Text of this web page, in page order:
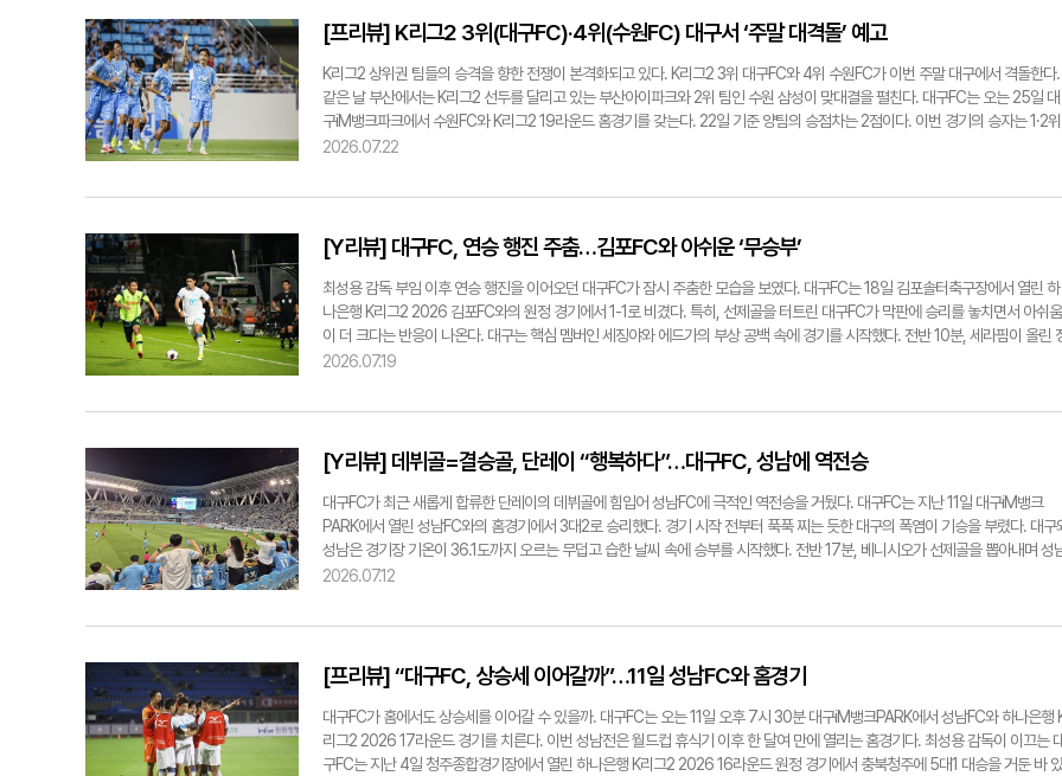
만큼, 화성도 시즌을 치르며 조직력과 경기력을 끌어올렸기 때문이다. 화성은 꾸준히 공격력을 앞세워 경쟁력을 보여주고 있으며,
제갈재민과 페트로프를 중심으로 한 공격진의 개인 능력이 뛰어나다. 여기다 화성은 최근 일류첸코와 수비수 최예훈을 영입하며
공수 전력을 한층 강화했다. 특히, 독일 출신 스트라이커 일류첸코는 포항 스틸러스와 전북 현대, FC서울, 수원 삼성을 거친 베테랑
공격수다. 대구가 전열을 가다듬고 또다시 리그 최상위권 팀들을 위협할 수 있을지, 이번 화성 원정에 팬들의 시선이 모이고 있다.
노진실기자 know@yeongnam.com
프리조가 올린 크로스를 조진우가 타점 높은 헤더로 연결하며 대구의 골망을 먼저 흔들었다. 조진우 입장에서는 친정팀을 상대로
한 골이었다. 대구FC의 센터백으로 활약한 그는 올해 초 수원FC에 영입된 바 있다. 이에 대해 수원FC 박건하 감독은 취재진과 만
나 "(조진우가) 경기 전 준비를 굉장히 잘했다는 느낌을 받았다"며 "본인 입장에선 친정팀인데 득점까지 해줘서 기쁘게 생각한다. 오
늘 경기를 통해 자신감을 찾길 바라고 응원한다"고 말했다. 전반 32분, 수원FC의 추가골이 터졌다. 구본철의 크로스를 마테우스 바
비가 헤더 골로 마무리하며 2대0으로 격차를 벌렸다. 대구는 전반 단레이와 김주공, 세라핌 등이 몇 차례 슛을 시도했지만, 번번이
수원FC 선수들에게 막히며 골로 연결되지 못했다. 전반에만 두 골을 내준 대구는 후반 만회골을 위해 총공세에 나섰다. 후반 들어
기록을 살펴보면, 대구는 점유율 57%로, 수원FC(42%)보다 점유율은 더 높았다. 또 슈팅 수도 14개로 수원FC(13개)보다 많았다.
그에 반해 대구의 유효슈팅은 4개로 수원FC(8개)의 절반 수준에 그쳤다. 경기 전 인터뷰에서 "팬들을 위해 홈경기만큼은 지고 싶
지 않다"라며 각오를 전했던 대구FC 최성용 감독은 이날 경기 결과에 아쉬움을 삼켜야 했다. 경기가 끝난 후 취재진과 만난 최 감독
은 "세트피스 실점이 좀 일찍 나왔기 때문에, 전술적으로 당초 생각했던 계획대로 풀리지 않았다"고 총평한 뒤 "그럼에도 우리 선수
들이 후반전 마지막 20~30분에 보였던 에너지 레벨과 마음가짐으로 경기를 한다면 또다시 좋은 경기 할 수 있을 것이라고 본다.
슈팅에 대해서도 좀 더 자신감과 판단력을 가질 수 있도록 선수들과 소통할 것"이라고 말했다. 노진실기자
[프리뷰] K리그2 3위(대구FC)·4위(수원FC) 대구서 ‘주말 대격돌’ 예고
K리그2 상위권 팀들의 승격을 향한 전쟁이 본격화되고 있다. K리그2 3위 대구FC와 4위 수원FC가 이번 주말 대구에서 격돌한다.
같은 날 부산에서는 K리그2 선두를 달리고 있는 부산아이파크와 2위 팀인 수원 삼성이 맞대결을 펼친다. 대구FC는 오는 25일 대
구iM뱅크파크에서 수원FC와 K리그2 19라운드 홈경기를 갖는다. 22일 기준 양팀의 승점차는 2점이다. 이번 경기의 승자는 1·2위
팀들의 자리를 위협하며, 상위권 순위 변동의 주인공이 될 수도 있다. 특히, 대구는 2위인 수원 삼성과 승점 1점밖에 차이가 나지 않
최근 9경기 연속 무패(6승3무) 행진을 하고 있다. 이달 들어 대구는 2승1무의 성적을 보이고 있다. 지난 4일 충북청주 원정에서 대
구는 5대1 대승을 거두며 되살아난 공격력을 자랑했다. 또 지난 11일 성남FC와의 홈경기에서는 3대2로 짜릿한 역전승을 거뒀다.
최근 새롭게 합류한 단레이의 데뷔골에 힘입은 승리였다. 푹푹 찌는 듯한 무더운 날씨 속에 꺼내놓은 최 감독의 전술은 "전·후반 선
수 기용을 전략적으로 해서 상대를 어렵게 해보자"는 것이었다. 경기 후반에 세라핌, 단레이, 데커스를 집중 투입한 최 감독의 전술
이 적중하면서 후반 역전골이 터질 수 있었다. 이번에도 최 감독이 팀의 약점을 보완할 수 있는 전술을 내놓을지 주목된다. 하지만,
지난 18일 김포솔터축구장에서 열린 김포FC와의 원정경기에서 대구는 1대1로 비겼다. 특히, 선제골을 터트린 대구FC가 후반 추가
기에서 5대0으로 완승을 했다. 당시 프리조는 멀티골을 터트리며 K리그2 득점 선두로 올라섰다. 대구FC와 수원FC는 지난 4월 수
원에서 펼쳐진 맞대결에서 2대2로 무승부를 기록한 바 있다. 올 시즌 K리그2는 1, 2위 팀이 K리그1으로 자동승격하기 때문에, 상위
권 경쟁이 그 어느 때보다 치열하다. 양팀의 물러설 수 없는 승부에서 누가 최후의 승자가 될까. 축구팬들의 뜨거운 시선이 이번 주
말 대구로 향하고 있다. 노진실기자 know@yeongnam.com
2026.07.22
[Y리뷰] 대구FC, 연승 행진 주춤…김포FC와 아쉬운 ‘무승부’
최성용 감독 부임 이후 연승 행진을 이어오던 대구FC가 잠시 주춤한 모습을 보였다. 대구FC는 18일 김포솔터축구장에서 열린 하
나은행 K리그2 2026 김포FC와의 원정 경기에서 1-1로 비겼다. 특히, 선제골을 터트린 대구FC가 막판에 승리를 놓치면서 아쉬움
이 더 크다는 반응이 나온다. 대구는 핵심 멤버인 세징야와 에드가의 부상 공백 속에 경기를 시작했다. 전반 10분, 세라핌이 올린
교한 크로스를 박인혁이 선제골로 연결하면서 대구는 1-0 리드를 잡았다. 하지만 추가 골은 좀처럼 터져주지 않았다. 대구는 공격
로 인해 경기는 1-1 무승부로 종료됐다. 대구FC의 최대 과제인 '경기 막판 집중력 유지'가 다시 한번 뼈아프게 느껴지는 순간이었다.
이날의 아쉬운 경기 진행 상황은 기록을 통해서도 확인할 수 있다. 경기 점유율에서 대구(41%)는 김포(58%)에 밀렸으며, 슈팅 수
도 대구는 11개에 그쳐 김포(26개)보다 적었다. 유효슈팅 수는 대구는 5개로, 15개인 김포에 비해 3분의 1 수준이었다. 코너킥도 김
포가 10개를 얻어낸 반면, 대구는 5개에 그쳤다. 파울은 김포가 5개, 대구가 13개였다. 한편, 대구FC의 연승 행진은 '3연승'에서
단 멈추게 됐다. 다행히 리그 '9경기 무패 행진(6승 3무)'은 이어가고 있다. 대구는 최 감독 부임 이후 가파른 상승세를 타며 상위권
진입의 발판을 마련, K리그1 승격을 노리고 있다. 최 감독은 지난 11일 홈경기를 앞두고 취재진을 만나 "우리 팀은 변하고 있고, 승
2026.07.19
[Y리뷰] 데뷔골=결승골, 단레이 “행복하다”…대구FC, 성남에 역전승
대구FC가 최근 새롭게 합류한 단레이의 데뷔골에 힘입어 성남FC에 극적인 역전승을 거뒀다. 대구FC는 지난 11일 대구iM뱅크
PARK에서 열린 성남FC와의 홈경기에서 3대2로 승리했다. 경기 시작 전부터 푹푹 찌는 듯한 대구의 폭염이 기승을 부렸다. 대구
성남은 경기장 기온이 36.1도까지 오르는 무덥고 습한 날씨 속에 승부를 시작했다. 전반 17분, 베니시오가 선제골을 뽑아내며 성
이 앞서 나갔다. 성남의 전반 리드는 오래가지 않았다. 7분 뒤인 전반 24분, 김주공의 페널티킥이 득점으로 이어지며 승부는 1대1
골문을 두드렸고 이번에는 적중했다. 단레이의 이 골은 선수 개인의 데뷔골이자 대구의 결승골이 됐다. 대구는 최성용 감독 체제 이
후 무패 행진을 이어가고 있다. 이번 경기에서도 최 감독의 전술은 맞아 떨어졌다. 최 감독은 경기 전 '스타팅 멤버 컨셉'을 묻는 취
재진 질문에 "날씨가 덥기 때문에 공간을 잘 활용해야 한다. 각 선수별로 기술적인 부분을 고려했다"며 "또 전·후반을 전략적으로
눠서 상대를 어렵게 해보자는 생각이다"라고 말했다. 이날 대구의 선발진은 외국인 선수 없이 전원 국내 선수로 구성됐다. 지난 경
기 때 활약했던 세징야 등 외국인 선수의 이름은 보이지 않았다. 전반 경기가 동점으로 팽팽하게 끝이 났고, 후반 들어 대구는 세라
2026.07.12
[프리뷰] “대구FC, 상승세 이어갈까”…11일 성남FC와 홈경기
대구FC가 홈에서도 상승세를 이어갈 수 있을까. 대구FC는 오는 11일 오후 7시 30분 대구iM뱅크PARK에서 성남FC와 하나은행
리그2 2026 17라운드 경기를 치른다. 이번 성남전은 월드컵 휴식기 이후 한 달여 만에 열리는 홈경기다. 최성용 감독이 이끄는
구FC는 지난 4일 청주종합경기장에서 열린 하나은행 K리그2 2026 16라운드 원정 경기에서 충북청주에 5대1 대승을 거둔 바 있